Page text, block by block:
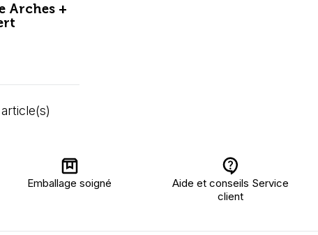
Arches +
article(s)
Emballage soigné
Aide et conseils Service
client